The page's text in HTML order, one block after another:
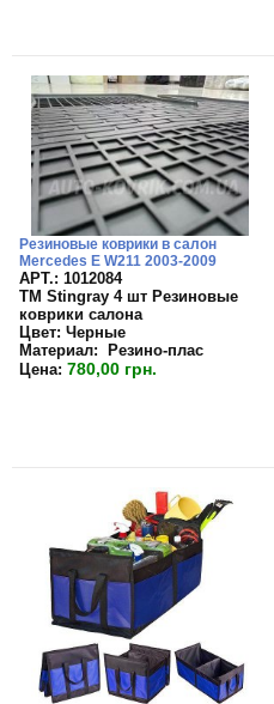
Резиновые коврики в салон
Mercedes E W211 2003-2009
APT.: 1012084
TM Stingray 4 шт Резиновые
коврики салона
Цвет: Черные
Материал:
Резино-плас
Цена: 780,00 грн.